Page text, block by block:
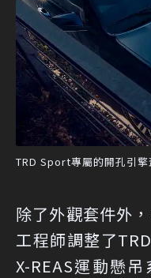
TRD Sport專屬的開孔引
除了外觀套件外
工程師調整了
X-REAS運動懸